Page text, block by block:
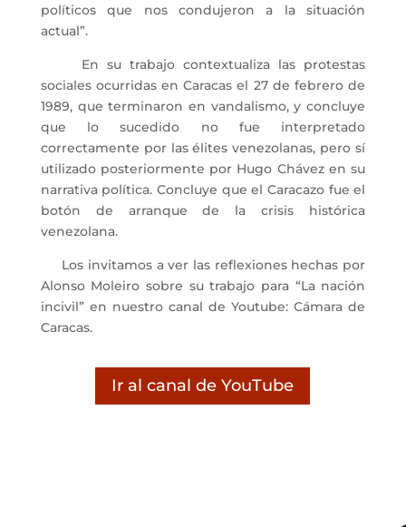
políticos que nos condujeron a la situación
actual”.
En su trabajo contextualiza las protestas
sociales ocurridas en Caracas el 27 de febrero de
1989, que terminaron en vandalismo, y concluye
que lo sucedido no fue interpretado
correctamente por las élites venezolanas, pero sí
utilizado posteriormente por Hugo Chávez en su
narrativa política. Concluye que el Caracazo fue el
botón de arranque de la crisis histórica
venezolana.
Los invitamos a ver las reflexiones hechas por
Alonso Moleiro sobre su trabajo para “La nación
incivil” en nuestro canal de Youtube: Cámara de
Caracas.
Ir al canal de YouTube